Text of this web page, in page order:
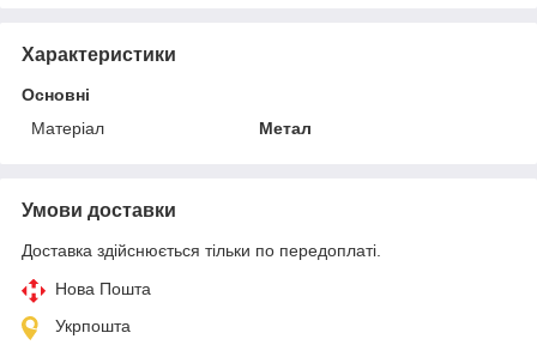
Характеристики
Основні
Матеріал
Метал
Умови доставки
Доставка здійснюється тільки по передоплаті.
Нова Пошта
Укрпошта